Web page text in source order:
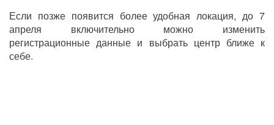
Если позже появится более удобная локация, до 7
апреля включительно можно изменить
регистрационные данные и выбрать центр ближе к
себе.